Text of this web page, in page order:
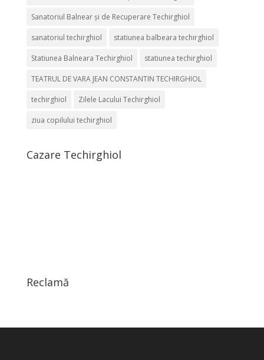
Sanatoriul Balnear și de Recuperare Techirghiol
sanatoriul techirghiol statiunea balbeara techirghiol
Statiunea Balneara Techirghiol statiunea techirghiol
TEATRUL DE VARA JEAN CONSTANTIN TECHIRGHIOL
techirghiol Zilele Lacului Techirghiol
ziua copilului techirghiol
Cazare Techirghiol
Reclamă